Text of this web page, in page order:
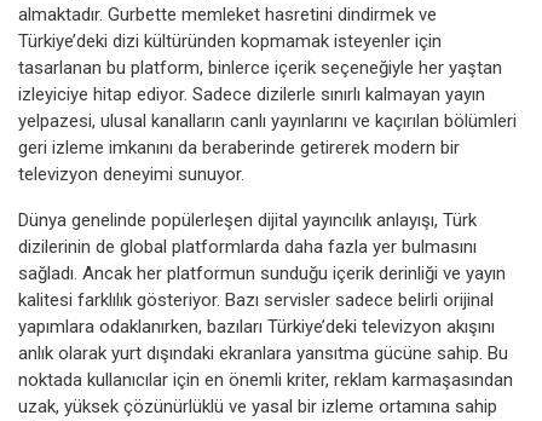
almaktadır. Gurbette memleket hasretini dindirmek ve
Türkiye’deki dizi kültüründen kopmamak isteyenler için
tasarlanan bu platform, binlerce içerik seçeneğiyle her yaştan
izleyiciye hitap ediyor. Sadece dizilerle sınırlı kalmayan yayın
yelpazesi, ulusal kanalların canlı yayınlarını ve kaçırılan bölümleri
geri izleme imkanını da beraberinde getirerek modern bir
televizyon deneyimi sunuyor.
Dünya genelinde popülerleşen dijital yayıncılık anlayışı, Türk
dizilerinin de global platformlarda daha fazla yer bulmasını
sağladı. Ancak her platformun sunduğu içerik derinliği ve yayın
kalitesi farklılık gösteriyor. Bazı servisler sadece belirli orijinal
yapımlara odaklanırken, bazıları Türkiye’deki televizyon akışını
anlık olarak yurt dışındaki ekranlara yansıtma gücüne sahip. Bu
noktada kullanıcılar için en önemli kriter, reklam karmaşasından
uzak, yüksek çözünürlüklü ve yasal bir izleme ortamına sahip